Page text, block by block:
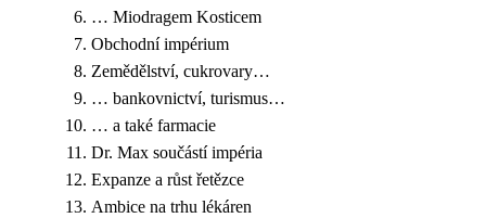
… Miodragem Kosticem
Obchodní impérium
Zemědělství, cukrovary…
… bankovnictví, turismus…
… a také farmacie
Dr. Max součástí impéria
Expanze a růst řetězce
Ambice na trhu lékáren